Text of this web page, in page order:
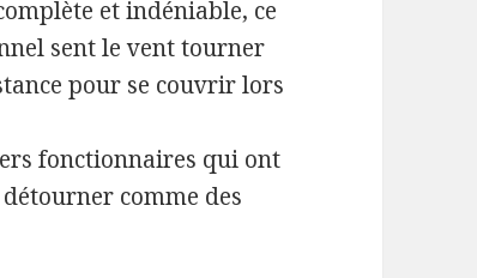
et indéniable, ce
sent le vent tourner
pour se couvrir lors
fonctionnaires qui ont
comme des